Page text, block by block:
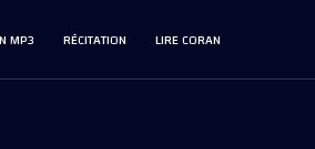
LIRE CORAN
RÉCITATION
MP3